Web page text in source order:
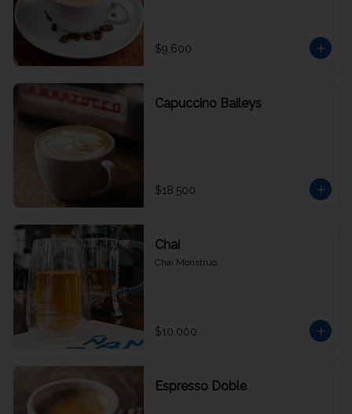
$9.600
Capuccino Baileys
$18.500
Chai
Chai Monstruo
$10.000
Espresso Doble